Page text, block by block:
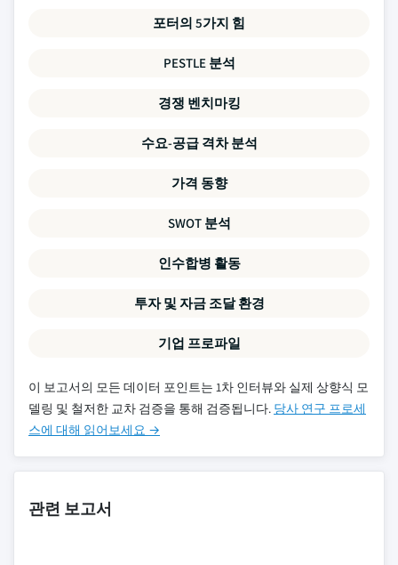
포터의 5가지 힘
PESTLE 분석
경쟁 벤치마킹
수요-공급 격차 분석
가격 동향
SWOT 분석
인수합병 활동
투자 및 자금 조달 환경
기업 프로파일
이 보고서의 모든 데이터 포인트는 1차 인터뷰와 실제 상향식 모
델링 및 철저한 교차 검증을 통해 검증됩니다. 당사 연구 프로세
스에 대해 읽어보세요 →
관련 보고서